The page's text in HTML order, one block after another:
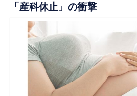
「産科休止」の衝撃